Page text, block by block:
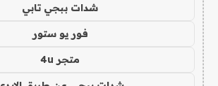
شدات ببجي تابي
فور يو ستور
متجر 4u